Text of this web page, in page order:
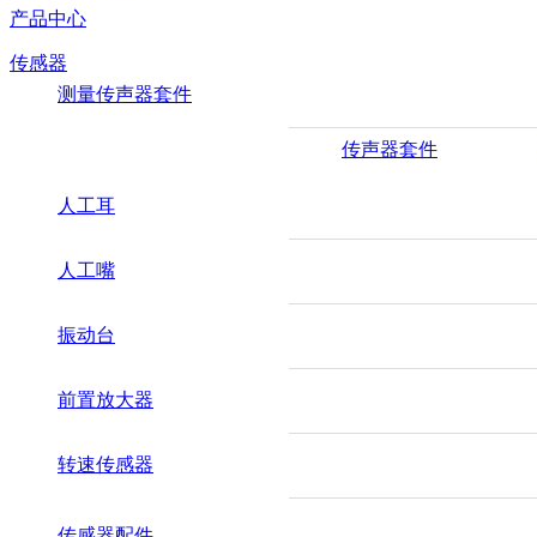
产品中心
传感器
测量传声器套件
传声器套件
人工耳
人工嘴
振动台
前置放大器
转速传感器